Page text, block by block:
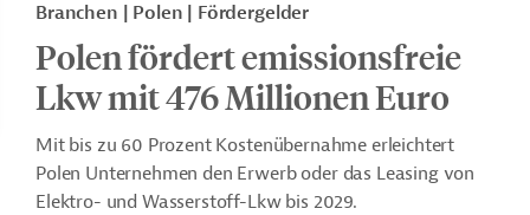
Branchen | Polen | Fördergelder
Polen fördert emissionsfreie
Lkw mit 476 Millionen Euro
Mit bis zu 60 Prozent Kostenübernahme erleichtert
Polen Unternehmen den Erwerb oder das Leasing von
Elektro- und Wasserstoff-Lkw bis 2029.